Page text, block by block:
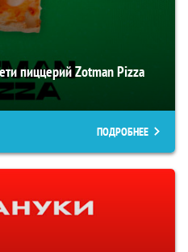
пиццерий Zotman Pizza
ПОДРОБНЕЕ